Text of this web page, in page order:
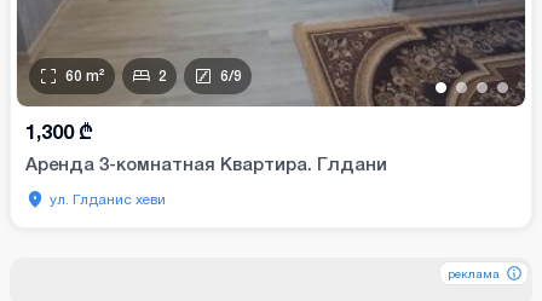
••••
60 m² 2 6/9
1,300 ₾
Аренда 3-комнатная Квартира. Глдани
ул. Глданис хеви
реклама
реклама
реклама